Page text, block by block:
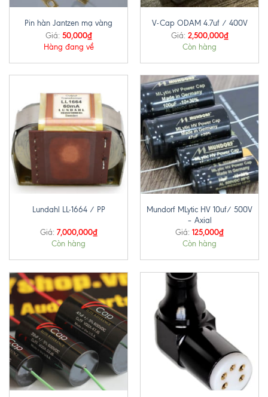
Pin hàn Jantzen mạ vàng
Giá: 50,000₫
Hàng đang về
V-Cap ODAM 4.7uf / 400V
Giá: 2,500,000₫
Còn hàng
Lundahl LL-1664 / PP
Giá: 7,000,000₫
Còn hàng
Mundorf MLytic HV 10uf/ 500V
– Axial
Giá: 125,000₫
Còn hàng